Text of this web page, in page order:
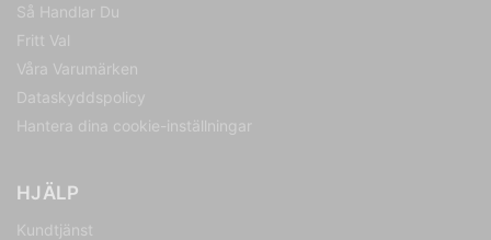
Så Handlar Du
Fritt Val
Våra Varumärken
Dataskyddspolicy
Hantera dina cookie-inställningar
HJÄLP
Kundtjänst